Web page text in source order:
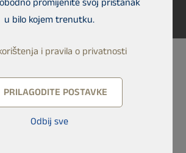
kuća, Lekki
Lekki
u bilo kojem trenutku.
i pravila o privatnosti
PRILAGODITE POSTAVKE
Odbij sve